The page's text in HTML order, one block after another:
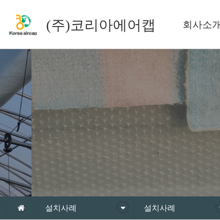
(주)코리아에어캡 회사소
설치사례 설치사례